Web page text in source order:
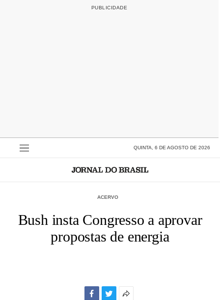
QUINTA, 6 DE AGOSTO DE 2026
ACERVO
Bush insta Congresso a aprovar
propostas de energia